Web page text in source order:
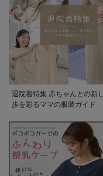
退院着特集 赤ちゃんとの新
歩を彩るママの服装ガイド